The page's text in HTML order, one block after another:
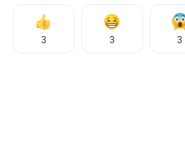
3 3 3